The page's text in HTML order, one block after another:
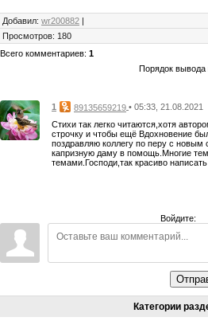
Добавил: wr200882 |
Просмотров: 180
Всего комментариев: 1
Порядок
1 89135659219 • 05:33, 21.08.2021
Стихи так легко читаются,хотя
строчку и чтобы ещё Вдохновение
поздравляю коллегу по перу с новым
капризную даму в помощь.Многие
темами.Господи,так красиво
Войдите:
Категории